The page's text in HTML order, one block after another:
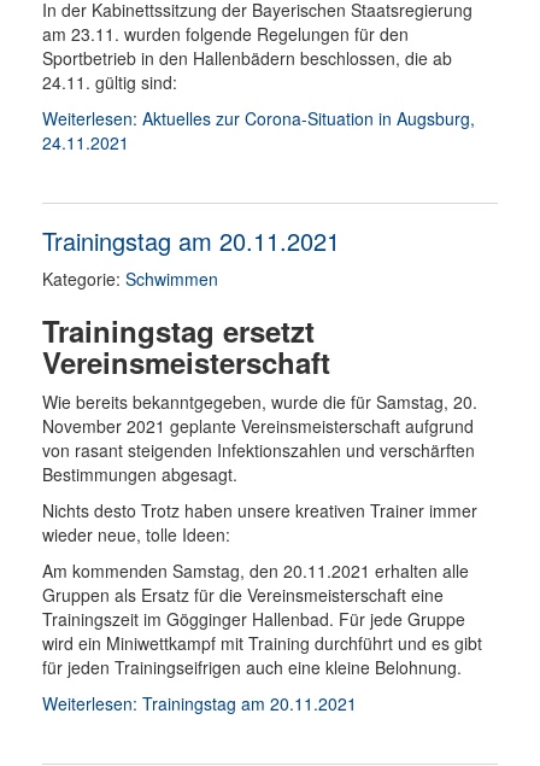
In der Kabinettssitzung der Bayerischen Staatsregierung
am 23.11. wurden folgende Regelungen für den
Sportbetrieb in den Hallenbädern beschlossen, die ab
24.11. gültig sind:
Weiterlesen: Aktuelles zur Corona-Situation in Augsburg,
24.11.2021
Trainingstag am 20.11.2021
Kategorie: Schwimmen
Trainingstag ersetzt
Vereinsmeisterschaft
Wie bereits bekanntgegeben, wurde die für Samstag, 20.
November 2021 geplante Vereinsmeisterschaft aufgrund
von rasant steigenden Infektionszahlen und verschärften
Bestimmungen abgesagt.
Nichts desto Trotz haben unsere kreativen Trainer immer
wieder neue, tolle Ideen:
Am kommenden Samstag, den 20.11.2021 erhalten alle
Gruppen als Ersatz für die Vereinsmeisterschaft eine
Trainingszeit im Gögginger Hallenbad. Für jede Gruppe
wird ein Miniwettkampf mit Training durchführt und es gibt
für jeden Trainingseifrigen auch eine kleine Belohnung.
Weiterlesen: Trainingstag am 20.11.2021